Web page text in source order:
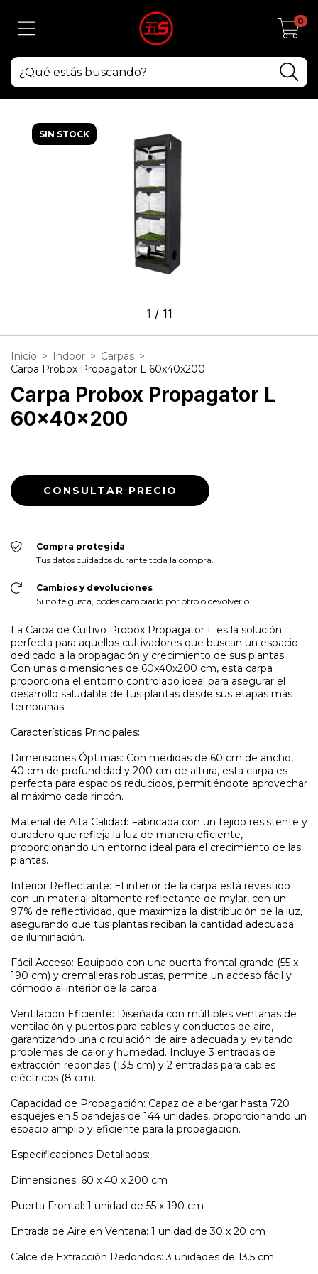
0
SIN STOCK
1 / 11
Inicio > Indoor > Carpas >
Carpa Probox Propagator L 60x40x200
Carpa Probox Propagator L
60x40x200
Compra protegida
Tus datos cuidados durante toda la compra.
Cambios y devoluciones
Si no te gusta, podés cambiarlo por otro o devolverlo.
La Carpa de Cultivo Probox Propagator L es la solución
perfecta para aquellos cultivadores que buscan un espacio
dedicado a la propagación y crecimiento de sus plantas.
Con unas dimensiones de 60x40x200 cm, esta carpa
proporciona el entorno controlado ideal para asegurar el
desarrollo saludable de tus plantas desde sus etapas más
tempranas.
Características Principales:
Dimensiones Óptimas: Con medidas de 60 cm de ancho,
40 cm de profundidad y 200 cm de altura, esta carpa es
perfecta para espacios reducidos, permitiéndote aprovechar
al máximo cada rincón.
Material de Alta Calidad: Fabricada con un tejido resistente y
duradero que refleja la luz de manera eficiente,
proporcionando un entorno ideal para el crecimiento de las
plantas.
Interior Reflectante: El interior de la carpa está revestido
con un material altamente reflectante de mylar, con un
97% de reflectividad, que maximiza la distribución de la luz,
asegurando que tus plantas reciban la cantidad adecuada
de iluminación.
Fácil Acceso: Equipado con una puerta frontal grande (55 x
190 cm) y cremalleras robustas, permite un acceso fácil y
cómodo al interior de la carpa.
Ventilación Eficiente: Diseñada con múltiples ventanas de
ventilación y puertos para cables y conductos de aire,
garantizando una circulación de aire adecuada y evitando
problemas de calor y humedad. Incluye 3 entradas de
extracción redondas (13.5 cm) y 2 entradas para cables
eléctricos (8 cm).
Capacidad de Propagación: Capaz de albergar hasta 720
esquejes en 5 bandejas de 144 unidades, proporcionando un
espacio amplio y eficiente para la propagación.
Especificaciones Detalladas:
Dimensiones: 60 x 40 x 200 cm
Puerta Frontal: 1 unidad de 55 x 190 cm
Entrada de Aire en Ventana: 1 unidad de 30 x 20 cm
Calce de Extracción Redondos: 3 unidades de 13.5 cm